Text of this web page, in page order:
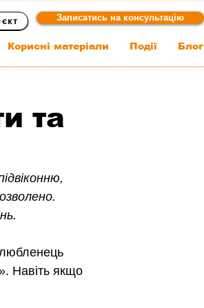
Записатись на консультацію
Корисні матеріали Події Блог
та
Навіть якщо